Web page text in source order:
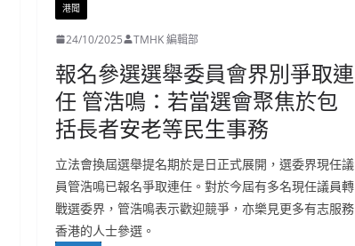
港聞
24/10/2025 TMHK 編輯部
報名參選選舉委員會界別爭取連
任 管浩鳴：若當選會聚焦於包
括長者安老等民生事務
立法會換屆選舉提名期於是日正式展開，選委界現任議
員管浩鳴已報名爭取連任。對於今屆有多名現任議員轉
戰選委界，管浩鳴表示歡迎競爭，亦樂見更多有志服務
香港的人士參選。